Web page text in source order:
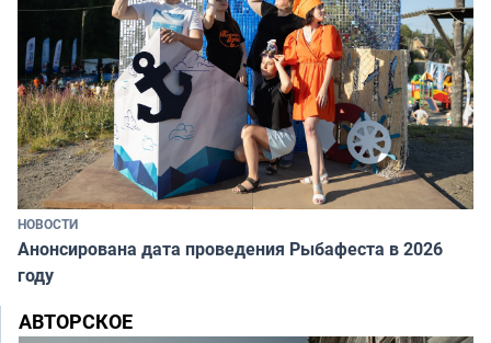
НОВОСТИ
Анонсирована дата проведения Рыбафеста в 2026
году
АВТОРСКОЕ